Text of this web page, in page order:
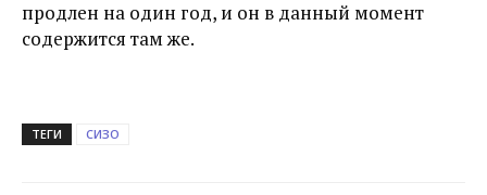
продлен на один год, и он в данный момент
содержится там же.
ТЕГИ СИЗО